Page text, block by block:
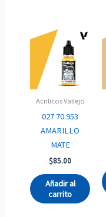
Acrilicos Vallejo
027 70.953
AMARILLO
MATE
$85.00
Añadir al
carrito